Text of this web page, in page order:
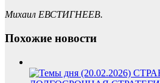
Михаил ЕВСТИГНЕЕВ.
Похожие новости